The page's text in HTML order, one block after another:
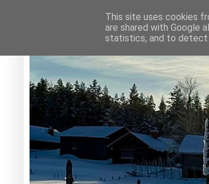
This site uses cookies
are shared with Google
statistics, and to detect